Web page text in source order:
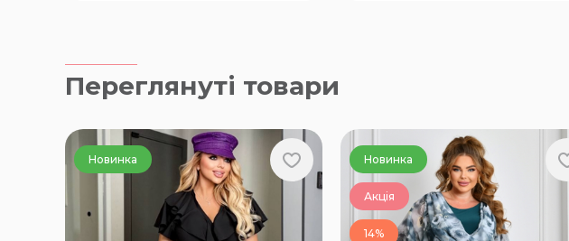
Переглянуті товари
Новинка Новинка
Акція
14%